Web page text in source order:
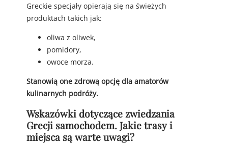
Greckie specjały opierają się na świeżych
produktach takich jak:
oliwa z oliwek,
pomidory,
owoce morza.
Stanowią one zdrową opcję dla amatorów
kulinarnych podróży.
Wskazówki dotyczące zwiedzania
Grecji samochodem. Jakie trasy i
miejsca są warte uwagi?